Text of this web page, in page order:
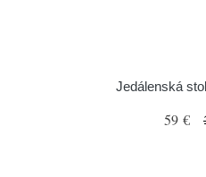
Jedálenská
59 €